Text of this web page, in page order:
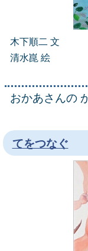
木下順二 文
清水崑 絵
おかあさんの
てをつなぐ